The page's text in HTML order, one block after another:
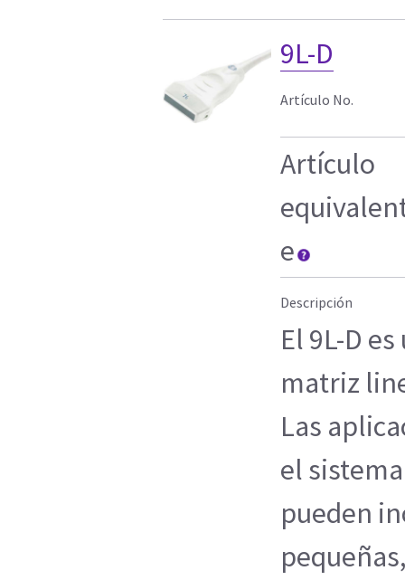
9L-D
Artículo No.
Artículo
e
Descripción
El 9L-D
matriz
Las
el
pueden